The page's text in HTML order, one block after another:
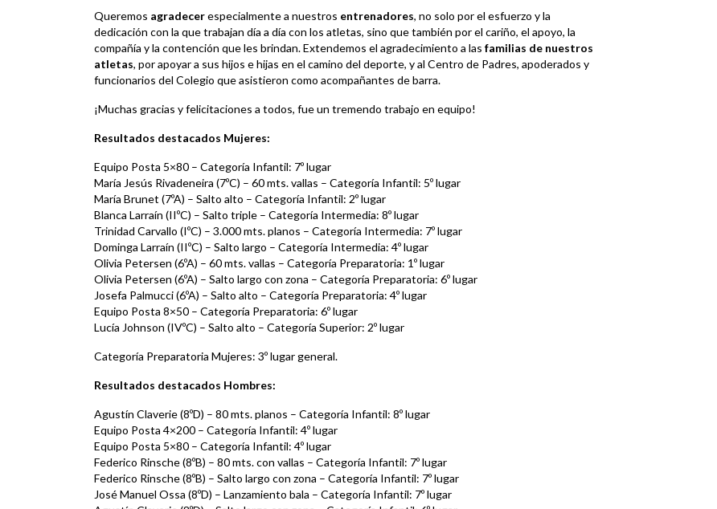
Queremos agradecerespecialmente a nuestros entrenadores, no solo por el esfuerzo y la
dedicación con la que trabajan día a día con los atletas, sino que también por el cariño, el apoyo, la
compañía y la contención que les brindan. Extendemos el agradecimiento a las familias de nuestros
atletas, por apoyar a sus hijos e hijas en el camino del deporte, y al Centro de Padres, apoderados y
funcionarios del Colegio que asistieron como acompañantes de barra.
¡Muchas gracias y felicitaciones a todos, fue un tremendo trabajo en equipo!
Resultados destacados Mujeres:
Equipo Posta 5×80 – Categoría Infantil: 7º lugar
María Jesús Rivadeneira (7ºC) – 60 mts. vallas – Categoría Infantil: 5º lugar
María Brunet (7ºA) – Salto alto – Categoría Infantil: 2º lugar
Blanca Larraín (IIºC) – Salto triple – Categoría Intermedia: 8º lugar
Trinidad Carvallo (IºC) – 3.000 mts. planos – Categoría Intermedia: 7º lugar
Dominga Larraín (IIºC) – Salto largo – Categoría Intermedia: 4º lugar
Olivia Petersen (6ºA) – 60 mts. vallas – Categoría Preparatoria: 1º lugar
Olivia Petersen (6ºA) – Salto largo con zona – Categoría Preparatoria: 6º lugar
Josefa Palmucci (6ºA) – Salto alto – Categoría Preparatoria: 4º lugar
Equipo Posta 8×50 – Categoría Preparatoria: 6º lugar
Lucía Johnson (IVºC) – Salto alto – Categoría Superior: 2º lugar
Categoría Preparatoria Mujeres: 3º lugar general.
Resultados destacados Hombres:
Agustín Claverie (8ºD) – 80 mts. planos – Categoría Infantil: 8º lugar
Equipo Posta 4×200 – Categoría Infantil: 4º lugar
Equipo Posta 5×80 – Categoría Infantil: 4º lugar
Federico Rinsche (8ºB) – 80 mts. con vallas – Categoría Infantil: 7º lugar
Federico Rinsche (8ºB) – Salto largo con zona – Categoría Infantil: 7º lugar
José Manuel Ossa (8ºD) – Lanzamiento bala – Categoría Infantil: 7º lugar